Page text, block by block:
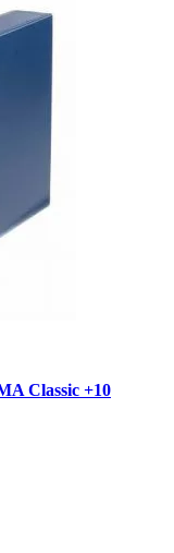
Classic +10